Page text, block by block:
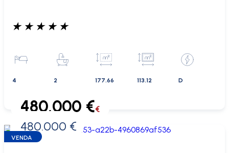
★ ★ ★ ★ ★
4 2 177.66 113.12 D
0 €
480.000 €€
480.000 €
VENDA